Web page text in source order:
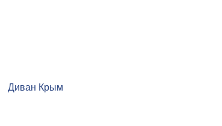
Диван Крым